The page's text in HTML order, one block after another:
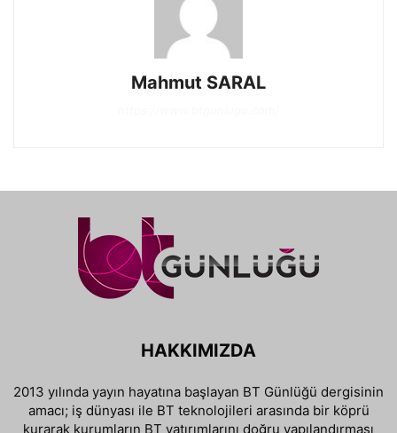
Mahmut SARAL
HAKKIMIZDA
2013 yılında yayın hayatına başlayan BT Günlüğü dergisinin
amacı; iş dünyası ile BT teknolojileri arasında bir köprü
kurarak kurumların BT yatırımlarını doğru yapılandırması